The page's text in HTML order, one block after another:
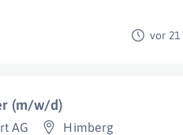
vor 21
(m/w/d)
AG Himberg